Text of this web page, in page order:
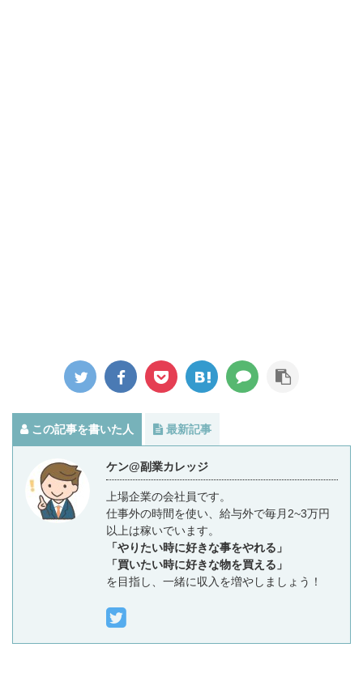
この記事を書いた人 最新記事
ケン@副業カレッジ
上場企業の会社員です。
仕事外の時間を使い、給与外で毎月2~3万円
以上は稼いでいます。
「やりたい時に好きな事をやれる」
「買いたい時に好きな物を買える」
を目指し、一緒に収入を増やしましょう！